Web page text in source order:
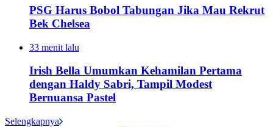
PSG Harus Bobol Tabungan Jika Mau Rekrut
Bek Chelsea
33 menit lalu
Irish Bella Umumkan Kehamilan Pertama
dengan Haldy Sabri, Tampil Modest
Bernuansa Pastel
Selengkapnya